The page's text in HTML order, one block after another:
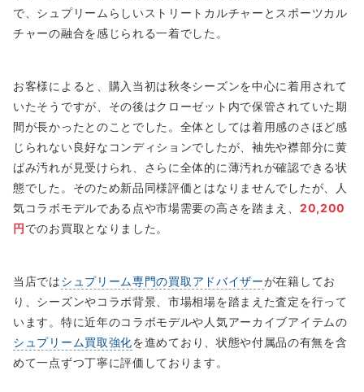
で、シュプリームらしいストリートカルチャーとスポーツカル
チャーの融合を感じられる一着でした。
お客様によると、購入当初は秋冬シーズンを中心に着用されて
いたそうですが、その後はクローゼット内で保管されていた期
間が長かったとのことでした。全体としては着用感のさほど感
じられない良好なコンディションでしたが、袖先や襟部分に黄
ばみ汚れが見受けられ、さらに全体的に薄汚れが確認できる状
態でした。そのため新品同様評価とはなりませんでしたが、人
気コラボモデルである点や市場需要の高さを踏まえ、 20,200
円でのお買取となりました。
当店ではシュプリーム専門の買取アドバイザーが在籍してお
り、シーズンやコラボ背景、市場相場を踏まえた査定を行って
います。特に近年のコラボモデルや人気アーカイブアイテムの
シュプリーム買取強化を進めており、状態や付属品の有無を含
めて一点ずつ丁寧に評価しております。